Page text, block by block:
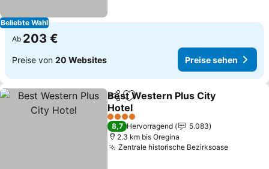
Beliebte Wahl
Ab 203 €
Preise von 20 Websites Preise sehen
TeilenZu Favoriten hinzufügen
Best Western Plus City
Hotel
Preise sehen
4 Sterne
8,7 Hervorragend
5.083
2.3 km bis Oregina
Zentrale historische BezirksoasePreise